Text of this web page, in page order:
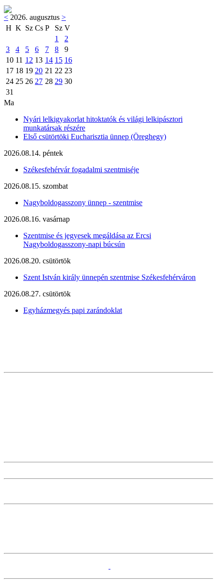
< 2026. augusztus >
H K Sz Cs P Sz V
1
2
3
4 5 6 7 8
9
10 11 12 13 14 15 16
17 18 19 20 21 22 23
24 25 26 27 28 29 30
31
Ma
Nyári lelkigyakorlat hitoktatók és világi lelkipásztori
munkatársak részére
Első csütörtöki Eucharisztia ünnep (Öreghegy)
2026.08.14. péntek
Székesfehérvár fogadalmi szentmiséje
2026.08.15. szombat
Nagyboldogasszony ünnep - szentmise
2026.08.16. vasárnap
Szentmise és jegyesek megáldása az Ercsi
Nagyboldogasszony-napi búcsún
2026.08.20. csütörtök
Szent István király ünnepén szentmise Székesfehérváron
2026.08.27. csütörtök
Egyházmegyés papi zarándoklat